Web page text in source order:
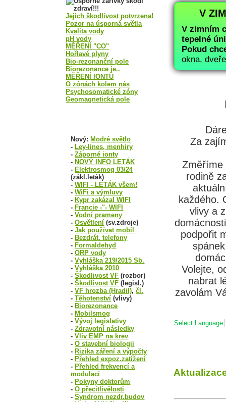
V
V zimním
tepelné
Pokud
okna,
Za
Změříme
rodině
každého.
vlivy a
podpořit
Volejte,
nabrat
zavolám
Select Language
Jejich škodlivost potvrzena!
Pozor na úsporná světla
Kvalita vody
pH vody
MĚŘENÍ "CO"
Hořlavé plyny
Bio-rezonanční pole
Biorezonance je..
MĚŘENÍ IONTŮ
O zónách kolem nás
Psychosomatické zóny
Geomagnetická pole
Nový: Modré světlo
- Ley-lines, menhiry
-Záporné ionty
- NOVÝ INFO LETÁK
- Elektrosmog 03/24
(zákl.leták)
-WIFI - LETÁK všem!
-WiFi a výmluvy
- Kypr zakázal WIFI
- Francie -"- WIFI
-Vodní prameny
-Osvětlení (sv.zdroje)
-Jak používat mobil
- Bezdrát. telefony
- Formaldehyd
-ORP vody
-Vyhláška 219/2015 Sb.
-Vyhláška 2010
-Škodlivost VF (rozbor)
-Škodlivost VF (legisl.)
-VF hrozba (Hradil),čl.
-Těhotenství (vlivy)
- Biorezonance
- Mobilsmog
-Vývoj legislativy
-Zdravotní následky
-Vliv EMP na krev
-O stavební biologii
- Rizika záření a výpočty
- Přehled expoz.zatížení
- Přehled frekvencí a
modulací
- Pokyny doktorům
-O přecitlivělosti
-Syndrom nezdr.budov